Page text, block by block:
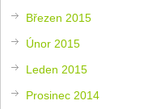
Březen 2015
Únor 2015
Leden 2015
Prosinec 2014